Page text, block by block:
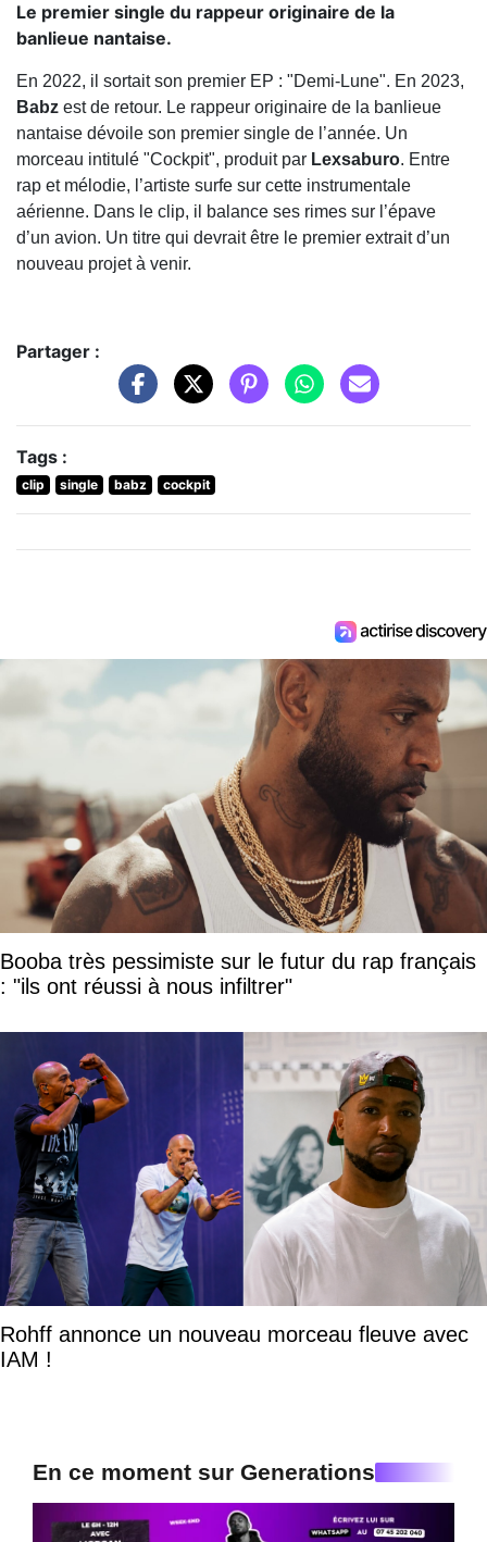
Le premier single du rappeur originaire de la
banlieue nantaise.
En 2022, il sortait son premier EP : "Demi-Lune". En 2023,
Babz est de retour. Le rappeur originaire de la banlieue
nantaise dévoile son premier single de l’année. Un
morceau intitulé "Cockpit", produit par Lexsaburo. Entre
rap et mélodie, l’artiste surfe sur cette instrumentale
aérienne. Dans le clip, il balance ses rimes sur l’épave
d’un avion. Un titre qui devrait être le premier extrait d’un
nouveau projet à venir.
Partager :
Tags :
clip single babz cockpit
Booba très pessimiste sur le futur du rap français
: "ils ont réussi à nous infiltrer"
Rohff annonce un nouveau morceau fleuve avec
IAM !
En ce moment sur Generations